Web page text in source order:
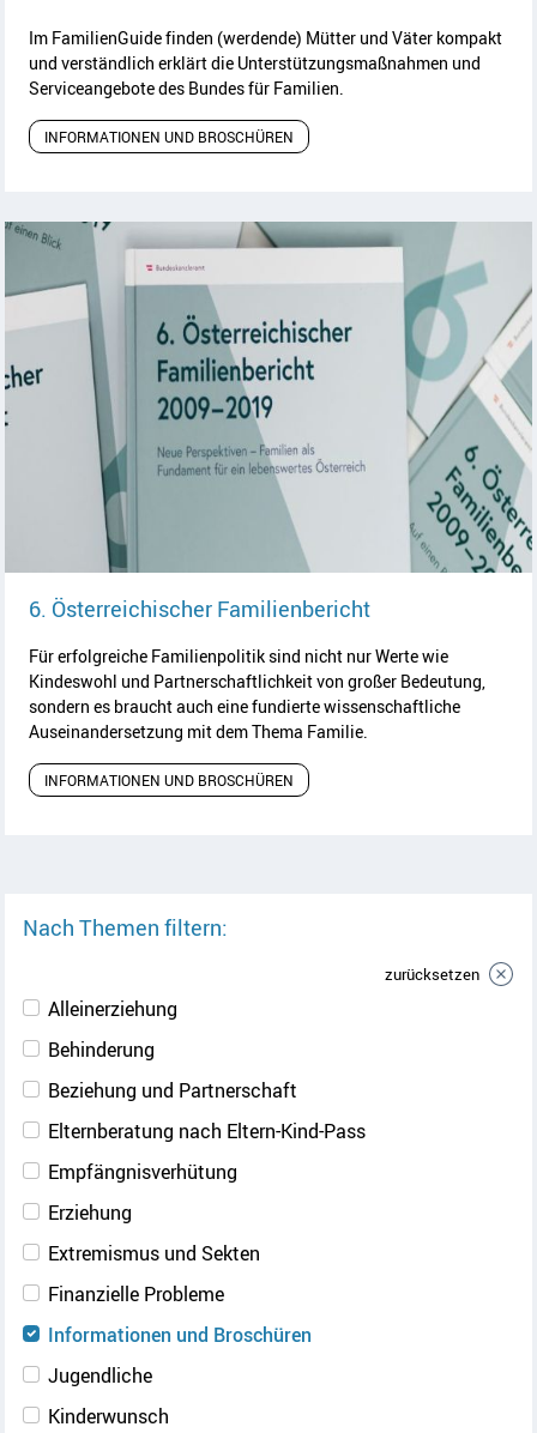
Im FamilienGuidefinden (werdende) Mütter und Väter kompakt
und verständlich erklärt die Unterstützungsmaßnahmen und
Serviceangebote des Bundes für Familien.
INFORMATIONEN UND BROSCHÜREN
6. Österreichischer FamilienberichtArtikel lesen
Für erfolgreiche Familienpolitik sind nicht nur Werte wie
Kindeswohl und Partnerschaftlichkeit von großer Bedeutung,
sondern es braucht auch eine fundierte wissenschaftliche
Auseinandersetzung mit dem Thema Familie.
INFORMATIONEN UND BROSCHÜREN
Nach Themen filtern:
Alleinerziehung
Behinderung
Beziehung und Partnerschaft
Elternberatung nach Eltern-Kind-Pass
Empfängnisverhütung
Erziehung
Extremismus und Sekten
Finanzielle Probleme
Informationen und Broschüren
Jugendliche
Kinderwunsch
zurücksetzen